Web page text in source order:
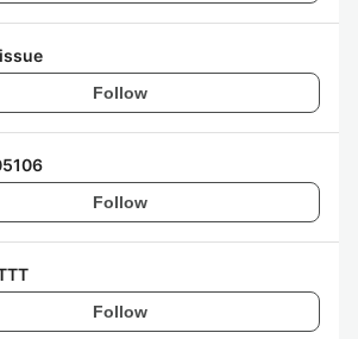
Follow
Follow
Follow